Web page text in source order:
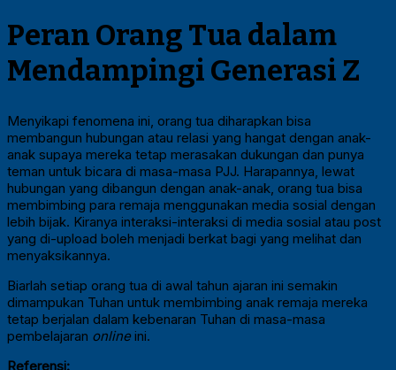
Peran Orang Tua dalam
Mendampingi Generasi Z
Menyikapi fenomena ini, orang tua diharapkan bisa
membangun hubungan atau relasi yang hangat dengan anak-
anak supaya mereka tetap merasakan dukungan dan punya
teman untuk bicara di masa-masa PJJ. Harapannya, lewat
hubungan yang dibangun dengan anak-anak, orang tua bisa
membimbing para remaja menggunakan media sosial dengan
lebih bijak. Kiranya interaksi-interaksi di media sosial atau post
yang di-upload boleh menjadi berkat bagi yang melihat dan
menyaksikannya.
Biarlah setiap orang tua di awal tahun ajaran ini semakin
dimampukan Tuhan untuk membimbing anak remaja mereka
tetap berjalan dalam kebenaran Tuhan di masa-masa
pembelajaran onlineini.
Referensi: